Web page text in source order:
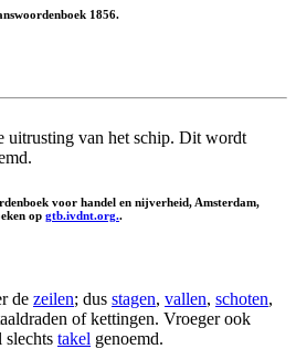
1856.
uitrusting van het schip. Dit wordt
voor handel en nijverheid, Amsterdam,
op gtb.ivdnt.org..
de zeilen; dus stagen, vallen, schoten,
of kettingen. Vroeger ook
slechts takel genoemd.